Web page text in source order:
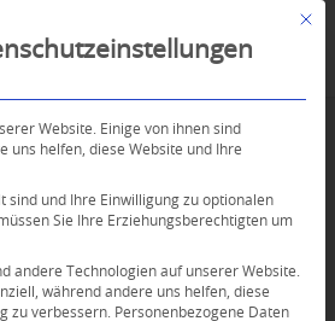
Mit
Website. Einige von ihnen sind
uns helfen, diese Website und Ihre
sind und Ihre Einwilligung zu optionalen
Sie Ihre Erziehungsberechtigten um
andere Technologien auf unserer Website.
während andere uns helfen, diese
zu verbessern.
Personenbezogene Daten